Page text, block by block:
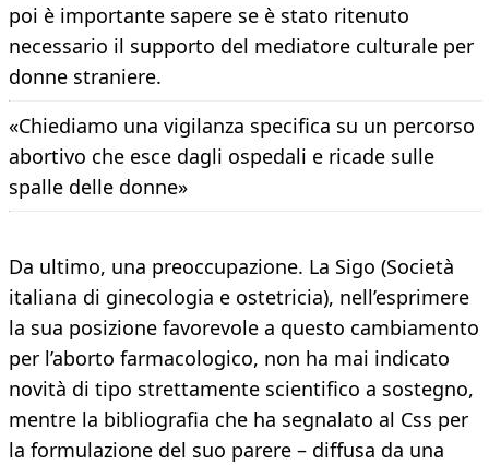
poi è importante sapere se è stato ritenuto
necessario il supporto del mediatore culturale per
donne straniere.
«Chiediamo una vigilanza specifica su un percorso
abortivo che esce dagli ospedali e ricade sulle
spalle delle donne»
Da ultimo, una preoccupazione. La Sigo (Società
italiana di ginecologia e ostetricia), nell’esprimere
la sua posizione favorevole a questo cambiamento
per l’aborto farmacologico, non ha mai indicato
novità di tipo strettamente scientifico a sostegno,
mentre la bibliografia che ha segnalato al Css per
la formulazione del suo parere – diffusa da una